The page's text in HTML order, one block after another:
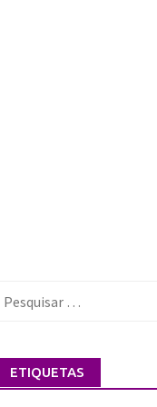
ETIQUETAS